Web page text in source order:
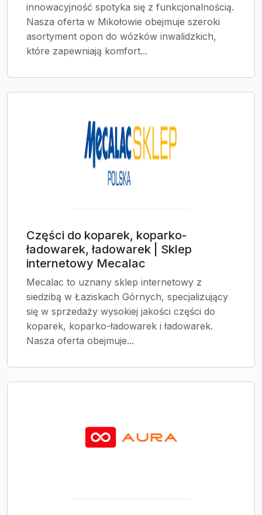
innowacyjność spotyka się z funkcjonalnością.
Nasza oferta w Mikołowie obejmuje szeroki
asortyment opon do wózków inwalidzkich,
które zapewniają komfort...
Części do koparek, koparko-
ładowarek, ładowarek | Sklep
internetowy Mecalac
Mecalac to uznany sklep internetowy z
siedzibą w Łaziskach Górnych, specjalizujący
się w sprzedaży wysokiej jakości części do
koparek, koparko-ładowarek i ładowarek.
Nasza oferta obejmuje...